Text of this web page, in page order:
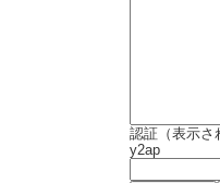
認証（表示さ
y2ap